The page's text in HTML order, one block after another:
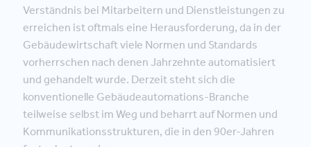
Verständnis bei Mitarbeitern und Dienstleistungen zu
erreichen ist oftmals eine Herausforderung, da in der
Gebäudewirtschaft viele Normen und Standards
vorherrschen nach denen Jahrzehnte automatisiert
und gehandelt wurde. Derzeit steht sich die
konventionelle Gebäudeautomations-Branche
teilweise selbst im Weg und beharrt auf Normen und
Kommunikationsstrukturen, die in den 90er-Jahren